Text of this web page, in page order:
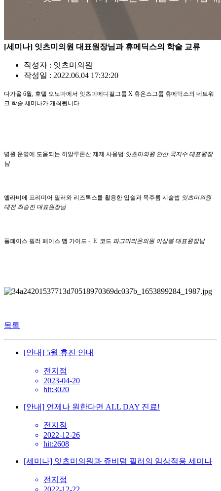
[세미나] 잇츠미의원 대표원장님과 휴메딕스의 학술 교류
작성자 : 잇츠미의원
작성일 : 2022.06.04 17:32:20
다가올 6월, 호텔 오노마에서 잇츠미메디컬그룹 X 휴온스그룹 휴메딕스의 네트워
크 학술 세미나가 개최됩니다.
병원 운영에 도움되는 히알루론산 제제 사용법 잇츠미의원 안산 국지수 대표원장
님
엘라비에 프리미어 필러와 리즈톡스를 활용한 입술과 목주름 시술법 잇츠미의원
대전 최승진 대표원장님
풀페이스 필러 페이스 맵 가이드 - E 코드 파그마리온의원 이상봉 대표원장님
목록
[안내] 5월 휴진 안내
전지점
2023-04-20
hit:3020
[안내] 언제나 원한다면 ALL DAY 진료!
전지점
2022-12-26
hit:2608
[세미나] 잇츠미의원과 쥬비덤 필러의 임상적용 세미나
전지점
2022-12-22